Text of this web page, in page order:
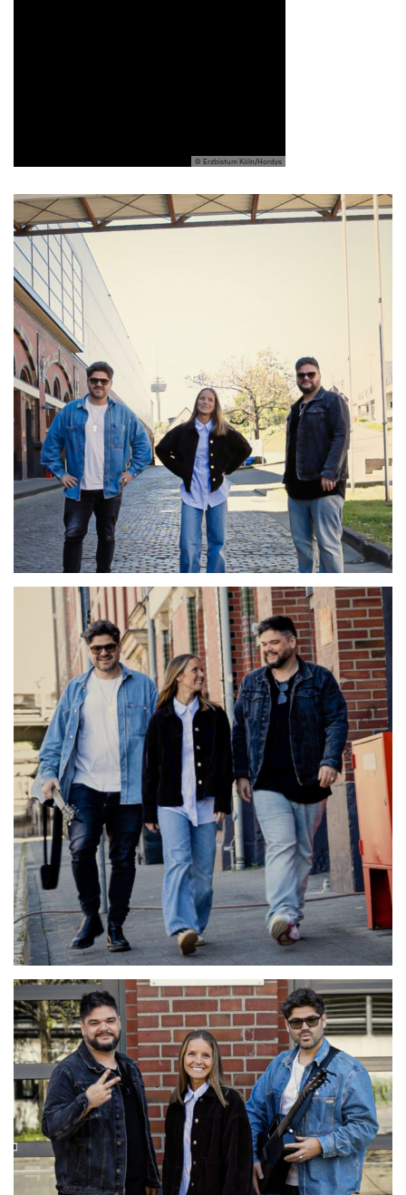
© Erzbistum Köln/Hordys